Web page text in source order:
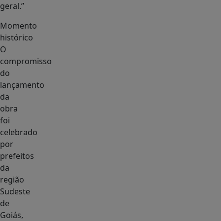
geral.”
Momento
histórico
O
compromisso
do
lançamento
da
obra
foi
celebrado
por
prefeitos
da
região
Sudeste
de
Goiás,